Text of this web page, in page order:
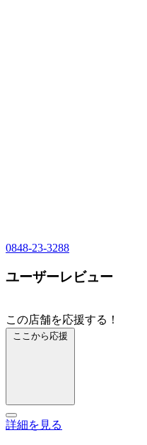
0848-23-3288
ユーザーレビュー
この店舗を応援する！
ここから応援
詳細を見る